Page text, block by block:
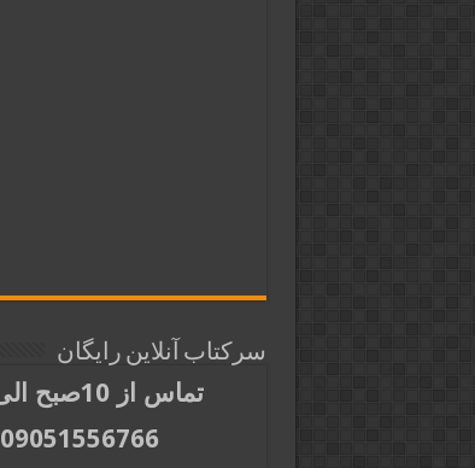
سرکتاب آنلاین رایگان
تماس از 10صبح الی 21
09051556766